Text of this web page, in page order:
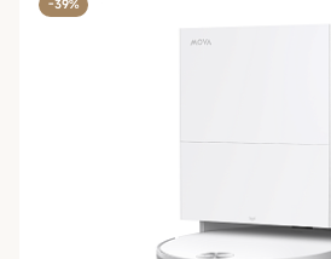
-39%